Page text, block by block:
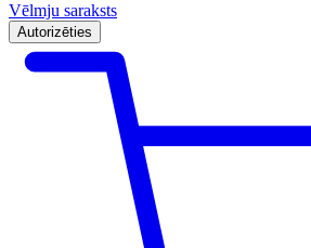
Vēlmju saraksts
Autorizēties